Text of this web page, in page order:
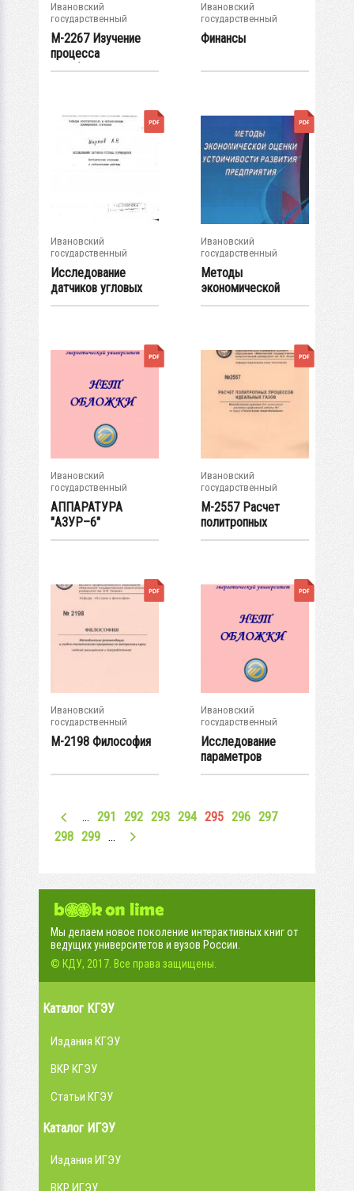
Ивановский
государственный
энергетический...
М-2267 Изучение
процесса
адиабатного
Ивановский
государственный
энергетический...
Финансы
Ивановский
государственный
энергетический...
Исследование
датчиков угловых
перемещений
Ивановский
государственный
энергетический...
Методы
экономической
оценки устойчивости
Ивановский
государственный
энергетический...
АППАРАТУРА
"АЗУР–6"
Ивановский
государственный
энергетический...
М-2557 Расчет
политропных
процессов
Ивановский
государственный
энергетический...
М-2198 Философия
Ивановский
государственный
энергетический...
Исследование
параметров
техногенного
… 291 292 293 294 295 296 297
298 299 …
Мы делаем новое поколение интерактивных книг от
ведущих университетов и вузов России.
© КДУ, 2017. Все права защищены.
Каталог КГЭУ
Издания КГЭУ
ВКР КГЭУ
Статьи КГЭУ
Каталог ИГЭУ
Издания ИГЭУ
ВКР ИГЭУ